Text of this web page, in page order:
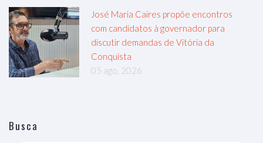
José Maria Caires propõe encontros
com candidatos à governador para
discutir demandas de Vitória da
Conquista
05 ago, 2026
Busca